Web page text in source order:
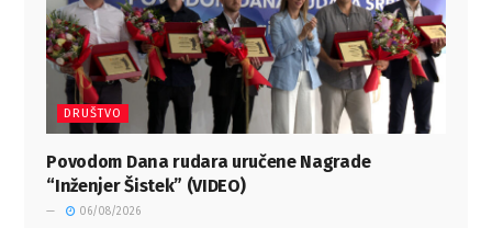
DRUŠTVO
Povodom Dana rudara uručene Nagrade
“Inženjer Šistek” (VIDEO)
06/08/2026